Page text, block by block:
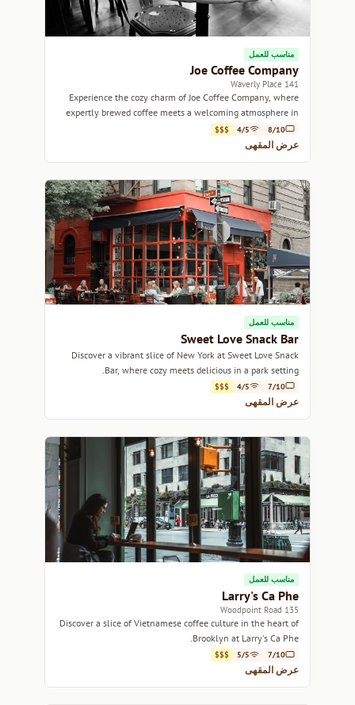
مناسب للعمل
Joe Coffee Company
141 Waverly Place
Experience the cozy charm of Joe Coffee Company, where
expertly brewed coffee meets a welcoming atmosphere in
the heart of West Village.
8/10
4/5
$$$
عرض المقهى
مناسب للعمل
Sweet Love Snack Bar
Discover a vibrant slice of New York at Sweet Love Snack
Bar, where cozy meets delicious in a park setting.
7/10
4/5
$$$
عرض المقهى
مناسب للعمل
Larry's Ca Phe
135 Woodpoint Road
Discover a slice of Vietnamese coffee culture in the heart of
Brooklyn at Larry's Ca Phe.
7/10
5/5
$$$
عرض المقهى